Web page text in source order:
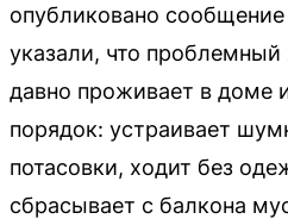
опубликовано
указали, что
давно проживает в доме
порядок: устраивает
потасовки, ходит без
сбрасывает с балкона